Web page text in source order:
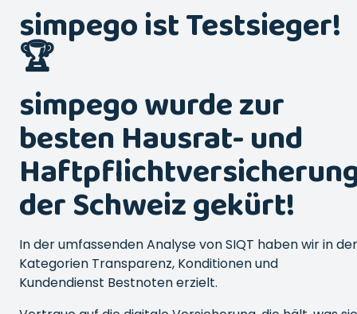
simpego ist Testsieger!
🏆
simpego wurde zur
besten Hausrat- und
der Schweiz gekürt!
In der umfassenden Analyse von SIQT haben wir in
Kategorien Transparenz, Konditionen und
Kundendienst Bestnoten erzielt.